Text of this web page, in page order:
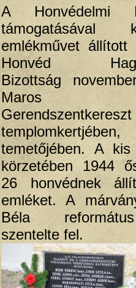
A Honvédelmi
emlékművet
Honvéd
Bizottság
Maros
Gerendszentkereszt
temetőjében. A
körzetében 1944
26 honvédnek
emléket. A
Béla
szentelte fel.